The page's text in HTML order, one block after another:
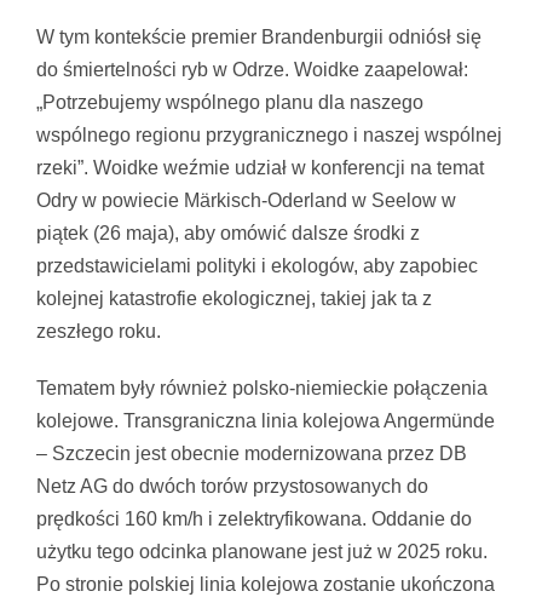
W tym kontekście premier Brandenburgii odniósł się
do śmiertelności ryb w Odrze. Woidke zaapelował:
„Potrzebujemy wspólnego planu dla naszego
wspólnego regionu przygranicznego i naszej wspólnej
rzeki”. Woidke weźmie udział w konferencji na temat
Odry w powiecie Märkisch-Oderland w Seelow w
piątek (26 maja), aby omówić dalsze środki z
przedstawicielami polityki i ekologów, aby zapobiec
kolejnej katastrofie ekologicznej, takiej jak ta z
zeszłego roku.
Tematem były również polsko-niemieckie połączenia
kolejowe. Transgraniczna linia kolejowa Angermünde
– Szczecin jest obecnie modernizowana przez DB
Netz AG do dwóch torów przystosowanych do
prędkości 160 km/h i zelektryfikowana. Oddanie do
użytku tego odcinka planowane jest już w 2025 roku.
Po stronie polskiej linia kolejowa zostanie ukończona